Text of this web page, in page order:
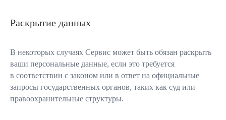
Раскрытие данных
В некоторых случаях Сервис может быть обязан раскрыть
ваши персональные данные, если это требуется
в соответствии с законом или в ответ на официальные
запросы государственных органов, таких как суд или
правоохранительные структуры.